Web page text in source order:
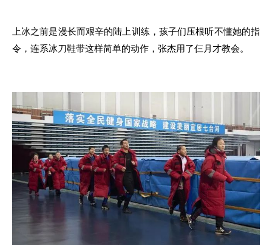
上冰之前是漫长而艰辛的陆上训练，孩子们压根听不懂她的指
令，连系冰刀鞋带这样简单的动作，张杰用了仨月才教会。